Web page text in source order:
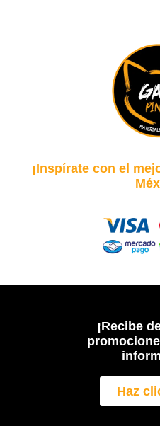
¡Inspírate con el
¡Recibe
Haz